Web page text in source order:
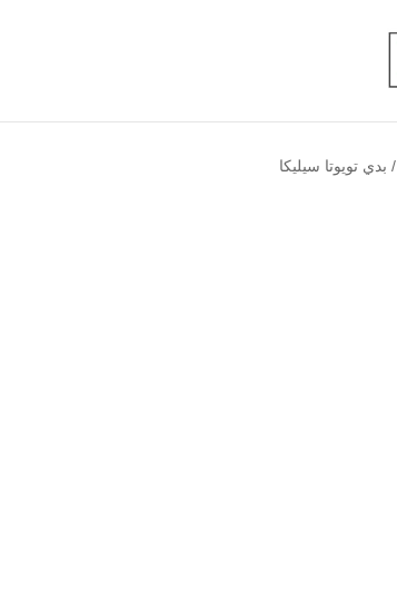
/ بدي تويوتا سيليكا